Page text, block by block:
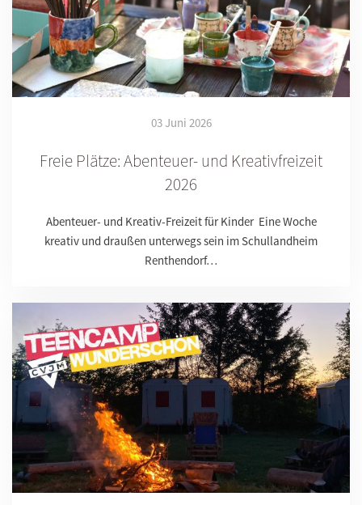
03 Juni 2026
Freie Plätze: Abenteuer- und Kreativfreizeit
2026
Abenteuer- und Kreativ-Freizeit für Kinder Eine Woche
kreativ und draußen unterwegs sein im Schullandheim
Renthendorf…